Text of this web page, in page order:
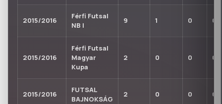
2015/2016
Férfi Futsal
NB I
9 1 0 0
2015/2016
Férfi Futsal
Magyar
Kupa
2 0 0 0
2015/2016
FUTSAL
BAJNOKSÁG
2 0 0 0